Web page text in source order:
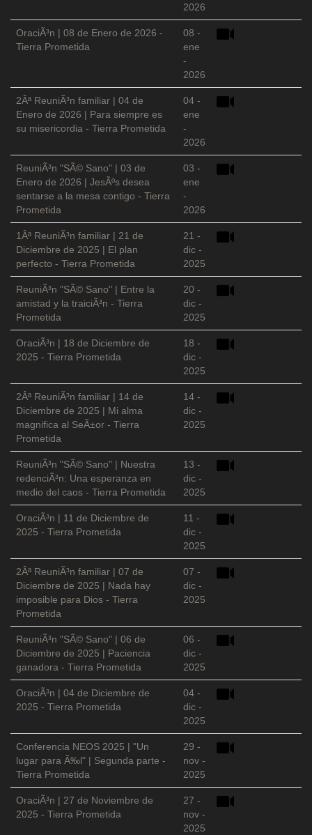
2026
OraciÃ³n | 08 de Enero de 2026 -
Tierra Prometida
08 -
ene
-
2026
2Âª ReuniÃ³n familiar | 04 de
Enero de 2026 | Para siempre es
su misericordia - Tierra Prometida
04 -
ene
-
2026
ReuniÃ³n "SÃ© Sano" | 03 de
Enero de 2026 | JesÃºs desea
sentarse a la mesa contigo - Tierra
Prometida
03 -
ene
-
2026
1Âª ReuniÃ³n familiar | 21 de
Diciembre de 2025 | El plan
perfecto - Tierra Prometida
21 -
dic -
2025
ReuniÃ³n "SÃ© Sano" | Entre la
amistad y la traiciÃ³n - Tierra
Prometida
20 -
dic -
2025
OraciÃ³n | 18 de Diciembre de
2025 - Tierra Prometida
18 -
dic -
2025
2Âª ReuniÃ³n familiar | 14 de
Diciembre de 2025 | Mi alma
magnifica al SeÃ±or - Tierra
Prometida
14 -
dic -
2025
ReuniÃ³n "SÃ© Sano" | Nuestra
redenciÃ³n: Una esperanza en
medio del caos - Tierra Prometida
13 -
dic -
2025
OraciÃ³n | 11 de Diciembre de
2025 - Tierra Prometida
11 -
dic -
2025
2Âª ReuniÃ³n familiar | 07 de
Diciembre de 2025 | Nada hay
imposible para Dios - Tierra
Prometida
07 -
dic -
2025
ReuniÃ³n "SÃ© Sano" | 06 de
Diciembre de 2025 | Paciencia
ganadora - Tierra Prometida
06 -
dic -
2025
OraciÃ³n | 04 de Diciembre de
2025 - Tierra Prometida
04 -
dic -
2025
Conferencia NEOS 2025 | "Un
lugar para Ã‰l" | Segunda parte -
Tierra Prometida
29 -
nov -
2025
OraciÃ³n | 27 de Noviembre de
2025 - Tierra Prometida
27 -
nov -
2025